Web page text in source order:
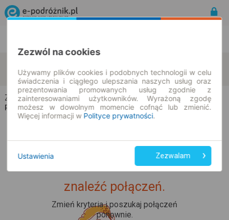
08.08.2026 | -- : --
zmień kryteria
Zalesie → Białystok
Rozkład jazdy i bilety
Upss... Nie udało nam się
znaleźć połączeń.
Zmień kryteria i poszukaj połączeń
ponownie.
Zezwól na cookies
Używamy plików cookies i podobnych technologii w celu
świadczenia i ciągłego ulepszania naszych usług oraz
prezentowania promowanych usług zgodnie z
zainteresowaniami użytkowników. Wyrażoną zgodę
możesz w dowolnym momencie cofnąć lub zmienić.
Więcej informacji w Polityce prywatności.
Ustawienia Zezwalam